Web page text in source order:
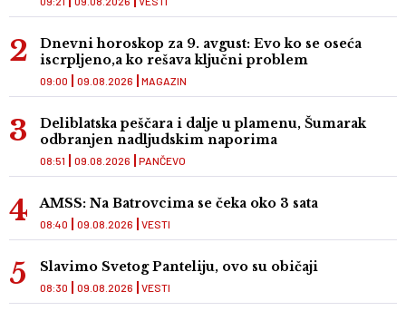
Dnevni horoskop za 9. avgust: Evo ko se oseća
iscrpljeno,a ko rešava ključni problem
MAGAZIN
09:00 09.08.2026
Deliblatska peščara i dalje u plamenu, Šumarak
odbranjen nadljudskim naporima
PANČEVO
08:51 09.08.2026
AMSS: Na Batrovcima se čeka oko 3 sata
VESTI
08:40 09.08.2026
Slavimo Svetog Panteliju, ovo su običaji
VESTI
08:30 09.08.2026